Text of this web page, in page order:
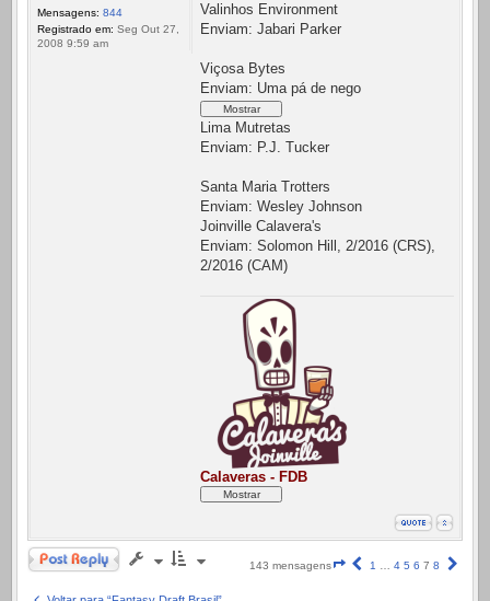
Mensagens: 844
Registrado em: Seg Out 27,
2008 9:59 am
Valinhos Environment
Enviam: Jabari Parker
Viçosa Bytes
Enviam: Uma pá de nego
Lima Mutretas
Enviam: P.J. Tucker
Santa Maria Trotters
Enviam: Wesley Johnson
Joinville Calavera's
Enviam: Solomon Hill, 2/2016 (CRS),
2/2016 (CAM)
Calaveras - FDB
Responder
143 mensagens
PáginaAnterior
1 … 4 5 6 7 8